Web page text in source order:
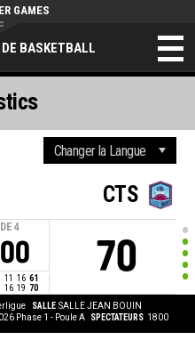
BASKETBALL
GAMES
4
11 16 61
16 19 70
CTS
70
SALLE SALLE JEAN BOUIN
Phase 1 - Poule A SPECTATEURS 1800